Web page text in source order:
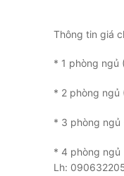
Thông tin giá
* 1 phòng ngủ
* 2 phòng ngủ
* 3 phòng ngủ
* 4 phòng ngủ
Lh: